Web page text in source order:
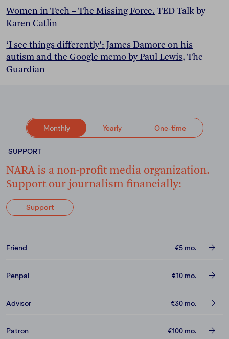
Women in Tech – The Missing Force. TED Talk by
Karen Catlin
‘I see things differently’: James Damore on his
autism and the Google memo by Paul Lewis, The
Guardian
Monthly Yearly One-time
SUPPORT
NARA is a non-profit media organization.
Support our journalism financially:
Support
Friend €5 mo.
Penpal €10 mo.
Advisor €30 mo.
Patron €100 mo.